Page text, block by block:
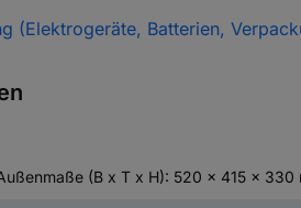
(Elektrogeräte, Batterien,
(B x T x H): 520 x 415 x